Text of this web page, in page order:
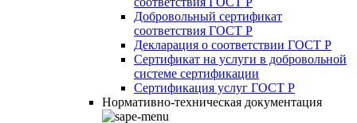
Добровольный сертификат
соответствия ГОСТ Р
Декларация о соответствии ГОСТ Р
Сертификат на услуги в добровольной
системе сертификации
Сертификация услуг ГОСТ Р
Нормативно-техническая документация